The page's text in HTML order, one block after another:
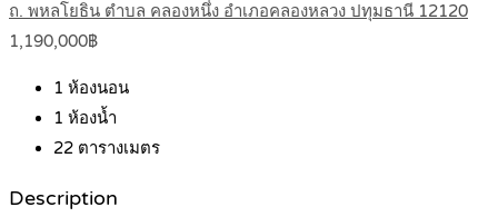
ถ. พหลโยธิน ตำบล คลองหนึ่ง อำเภอคลองหลวง ปทุมธานี 12120
1,190,000฿
1 ห้องนอน
1 ห้องน้ำ
22 ตารางเมตร
Description